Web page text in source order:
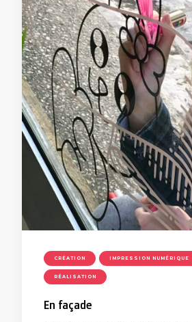
CRÉATION IMPRESSION NUMÉRIQUE
RÉALISATION
En façade